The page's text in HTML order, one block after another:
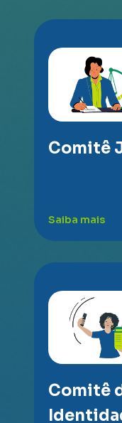
Comitê
Saiba mais
Comitê